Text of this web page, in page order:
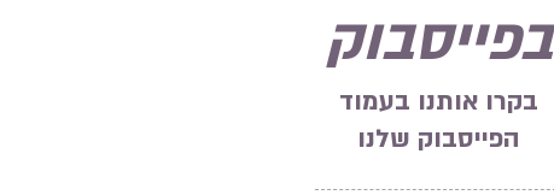
בפייסבוק
בקרו אותנו בעמוד
הפייסבוק שלנו